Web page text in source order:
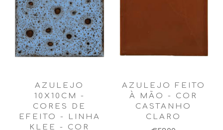
AZULEJO
10X10CM -
CORES DE
EFEITO - LINHA
KLEE - COR
AZULEJO FEITO
À MÃO - COR
CASTANHO
CLARO